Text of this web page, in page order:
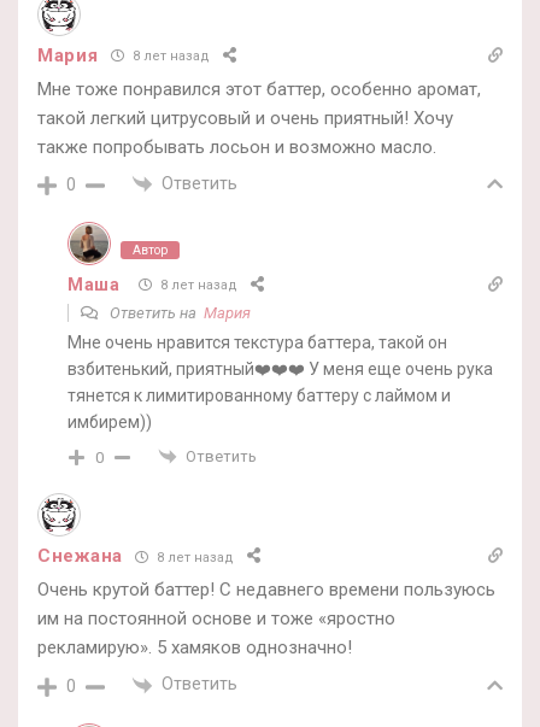
Мария 8 лет назад
Мне тоже понравился этот баттер, особенно аромат,
такой легкий цитрусовый и очень приятный! Хочу
также попробывать лосьон и возможно масло.
0 Ответить
Автор
Маша 8 лет назад
Ответить на Мария
Мне очень нравится текстура баттера, такой он
взбитенький, приятный❤️❤️❤️ У меня еще очень рука
тянется к лимитированному баттеру с лаймом и
имбирем))
0 Ответить
Снежана 8 лет назад
Очень крутой баттер! С недавнего времени пользуюсь
им на постоянной основе и тоже «яростно
рекламирую». 5 хамяков однозначно!
0 Ответить